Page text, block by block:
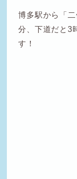
博多駅から「
分、下道だと3
す！